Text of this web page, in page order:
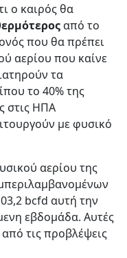
ο καιρός θα
από το
που θα πρέπει
αερίου που καίνε
τα
το 40% της
στις ΗΠΑ
με φυσικό
αερίου της
bcfd αυτή την
εβδομάδα. Αυτές
τις προβλέψεις